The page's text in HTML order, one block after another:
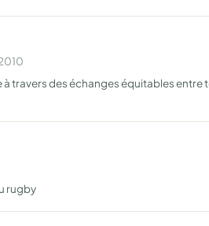
travers des échanges équitables
rugby